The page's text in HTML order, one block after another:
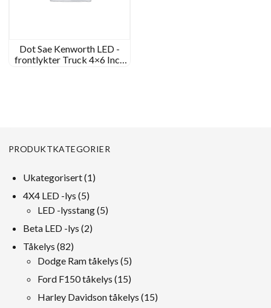
Dot Sae Kenworth LED -
frontlykter Truck 4×6 Inch
PRODUKTKATEGORIER
Ukategorisert 11
4X4 LED -lys 55
Produkter
LED -lysstang 55
Beta LED -lys 22
Tåkelys 8282
Produkter
Dodge Ram tåkelys 55
Produkter
Ford F150 tåkelys 1515
Produkter
Harley Davidson tåkelys 1515